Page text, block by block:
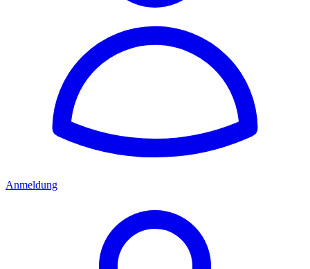
Anmeldung